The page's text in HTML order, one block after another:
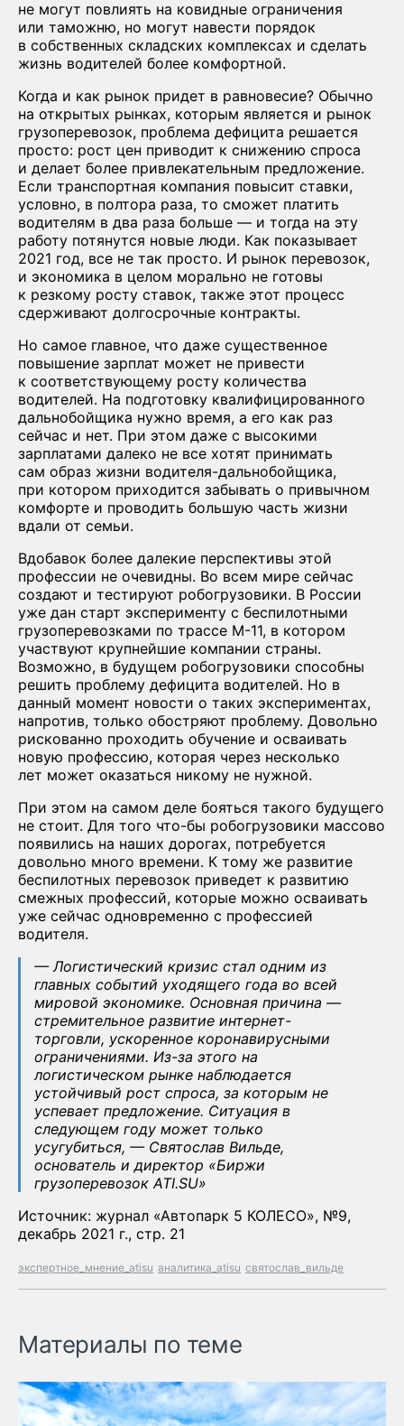
не могут повлиять на ковидные ограничения
или таможню, но могут навести порядок
в собственных складских комплексах и сделать
жизнь водителей более комфортной.
Когда и как рынок придет в равновесие? Обычно
на открытых рынках, которым является и рынок
грузоперевозок, проблема дефицита решается
просто: рост цен приводит к снижению спроса
и делает более привлекательным предложение.
Если транспортная компания повысит ставки,
условно, в полтора раза, то сможет платить
водителям в два раза больше — и тогда на эту
работу потянутся новые люди. Как показывает
2021 год, все не так просто. И рынок перевозок,
и экономика в целом морально не готовы
к резкому росту ставок, также этот процесс
сдерживают долгосрочные контракты.
Но самое главное, что даже существенное
повышение зарплат может не привести
к соответствующему росту количества
водителей. На подготовку квалифицированного
дальнобойщика нужно время, а его как раз
сейчас и нет. При этом даже с высокими
зарплатами далеко не все хотят принимать
сам образ жизни водителя-дальнобойщика,
при котором приходится забывать о привычном
комфорте и проводить большую часть жизни
вдали от семьи.
Вдобавок более далекие перспективы этой
профессии не очевидны. Во всем мире сейчас
создают и тестируют робогрузовики. В России
уже дан старт эксперименту с беспилотными
грузоперевозками по трассе М-11, в котором
участвуют крупнейшие компании страны.
Возможно, в будущем робогрузовики способны
решить проблему дефицита водителей. Но в
данный момент новости о таких экспериментах,
напротив, только обостряют проблему. Довольно
рискованно проходить обучение и осваивать
новую профессию, которая через несколько
лет может оказаться никому не нужной.
При этом на самом деле бояться такого будущего
не стоит. Для того что-бы робогрузовики массово
появились на наших дорогах, потребуется
довольно много времени. К тому же развитие
беспилотных перевозок приведет к развитию
смежных профессий, которые можно осваивать
уже сейчас одновременно с профессией
водителя.
—Логистический кризис стал одним из
главных событий уходящего года во всей
мировой экономике. Основная причина —
стремительное развитие интернет-
торговли, ускоренное коронавирусными
ограничениями. Из-за этого на
логистическом рынке наблюдается
устойчивый рост спроса, за которым не
успевает предложение. Ситуация в
следующем году может только
усугубиться, —Святослав Вильде,
основатель и директор «Биржи
грузоперевозок ATI.SU»
Источник: журнал «Автопарк 5 КОЛЕСО», №9,
декабрь 2021 г., стр. 21
экспертное_мнение_atisu аналитика_atisu святослав_вильде
Материалы по теме